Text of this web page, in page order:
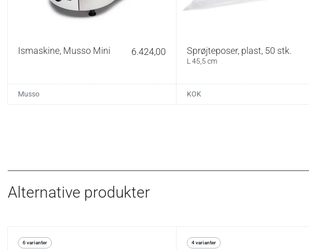
Ismaskine, Musso Mini 6.424,00
Musso
Sprøjteposer, plast, 50 stk.
L 45,5 cm
KOK
Alternative produkter
6 varianter 4 varianter